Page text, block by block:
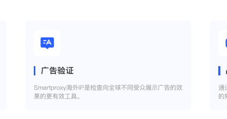
广告验证
Smartproxy海外IP是检查向全球不同受众展示广告的效
果的更有效工具。
通
的